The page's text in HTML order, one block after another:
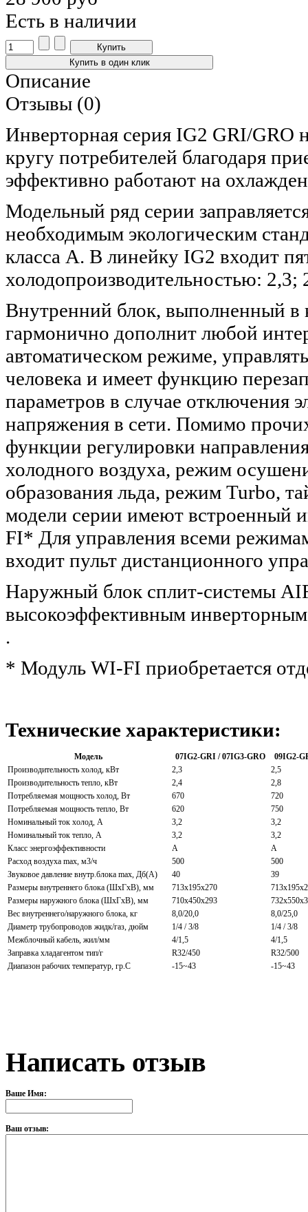
Есть в наличии
Описание
Отзывы (0)
Инверторная серия IG2 GRI/GRO
кругу потребителей благодаря
эффективно работают на
Модельный ряд серии
необходимым экологическим
класса А. В линейку IG2 входит
холодопроизводительностью: 2,3;
Внутренний блок, выполненный в
гармонично дополнит любой
автоматическом режиме,
человека и имеет функцию
параметров в случае отключения
напряжения в сети. Помимо
функции регулировки
холодного воздуха, режим
образования льда, режим Turbo,
модели серии имеют встроенный
FI* Для управления всеми
входит пульт дистанционного
Наружный блок сплит-системы
высокоэффективным инверторным
.
* Модуль WI-FI приобретается
Технические характеристики:
Модель 07IG2-GRI / 07IG3-GRO
09IG2-
Производительность холод, кВт
2,3
2,5
Производительность тепло, кВт
2,4
2,8
Потребляемая мощность холод, Вт
670
720
Потребляемая мощность тепло, Вт
620
750
Номинальный ток холод, А
3,2
3,2
Номинальный ток тепло, А
3,2
3,2
Класс энергоэффективности
A
A
Расход воздуха max, м3/ч
500
500
Звуковое давление внутр.блока max, Дб(А)
40
39
Размеры внутреннего блока (ШхГхВ), мм
713х195х270
Размеры наружного блока (ШхГхВ), мм
710х450х293
Вес внутреннего/наружного блока, кг
8,0/20,0
8,0/25,0
Диаметр трубопроводов жидк/газ, дюйм
1/4 / 3/8
1/4 / 3/8
Межблочный кабель, жил/мм
4/1,5
4/1,5
Заправка хладагентом тип/г
R32/450
R32/500
Диапазон рабочих температур, гр.С
-15~43 -15~43
Написать отзыв
Ваше Имя:
Ваш отзыв: